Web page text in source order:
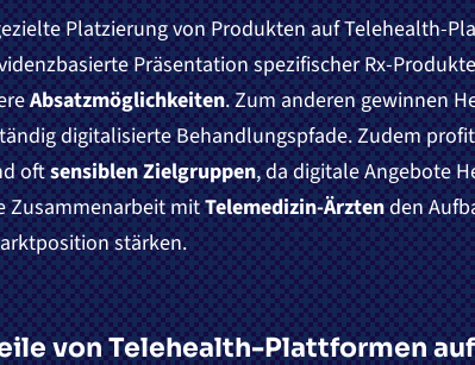
Platzierung von Produkten auf Telehealth-
Präsentation spezifischer Rx-
Absatzmöglichkeiten. Zum anderen gewinnen
digitalisierte Behandlungspfade. Zudem
oftsensiblen Zielgruppen, da digitale Angebote
Zusammenarbeit mitTelemedizin-Ärztenden
stärken.
von Telehealth-Plattformen